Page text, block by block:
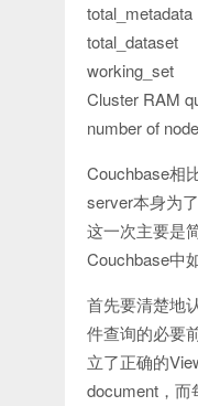
total_dataset
working_set
Cluster RAM
number of
Couchbase相
server本身为
这一次主要是
Couchbase中
首先要清楚地
件查询的必要
立了正确的
document，而